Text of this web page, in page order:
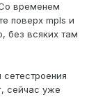
Со временем
поверх mpls и
без всяких там
сейчас уже